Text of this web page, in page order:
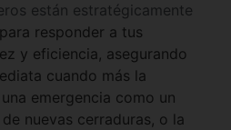
están estratégicamente
para responder a tus
y eficiencia, asegurando
cuando más la
emergencia como un
nuevas cerraduras, o la